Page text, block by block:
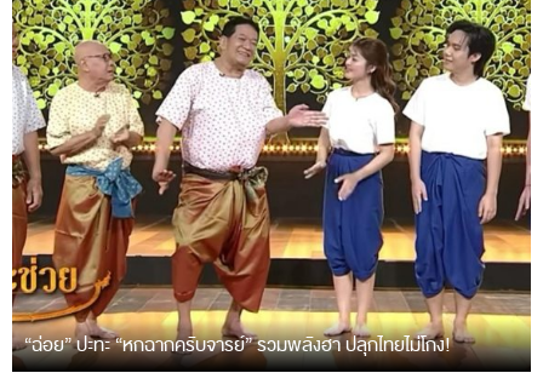
“ฉ่อย” ปะทะ “หกฉากครับจารย์” รวมพลังฮา ปลุกไทยไม่โกง!